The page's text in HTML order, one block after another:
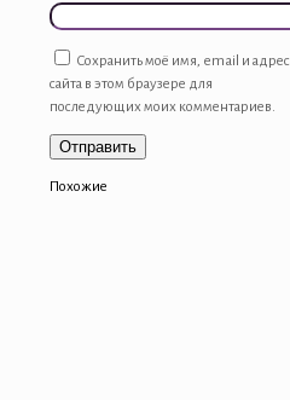
Сохранить моё имя, email и адрес
сайта в этом браузере для
последующих моих комментариев.
Похожие